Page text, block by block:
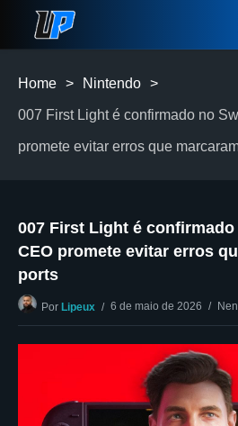
Home > Nintendo >
007 First Light é confirmado no
promete evitar erros que
007 First Light é
CEO promete evitar erros
ports
Por Lipeux 6 de maio de 2026